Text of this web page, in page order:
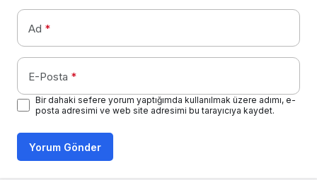
Ad *
E-Posta *
Bir dahaki sefere yorum yaptığımda kullanılmak üzere adımı, e-
posta adresimi ve web site adresimi bu tarayıcıya kaydet.
Yorum Gönder